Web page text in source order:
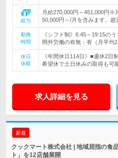
給与
月給270,000円～451,000円※
50,000円～/月を含みます。超
勤務
時間
《シフト制》6:45～19:15の
間外労働の有無：有（月平均
休日
休暇
《年間休日114日》■週休2
希望休で土日休みの取得も可
求人詳細を見る
新着
クックマート株式会社 | 地域屈指の食
ト」を12店舗展開